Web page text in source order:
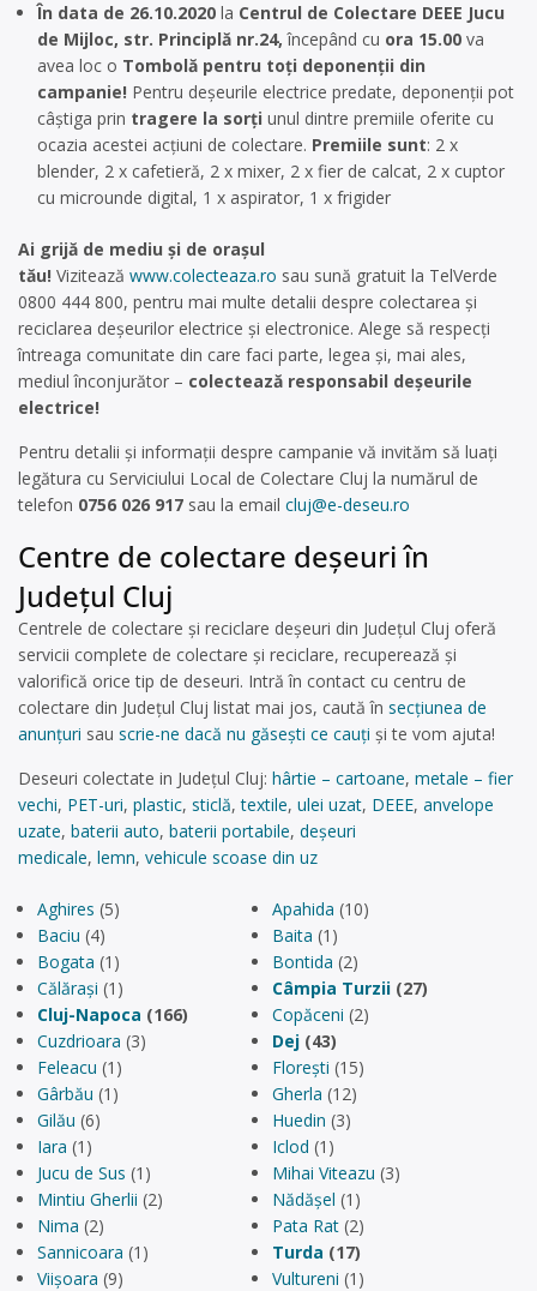
În data de 26.10.2020 la Centrul de Colectare DEEE Jucu
de Mijloc, str. Principlă nr.24, începând cu ora 15.00 va
avea loc o Tombolă pentru toți deponenții din
campanie! Pentru deșeurile electrice predate, deponenții pot
câștiga prin tragere la sorți unul dintre premiile oferite cu
ocazia acestei acțiuni de colectare. Premiile sunt: 2 x
blender, 2 x cafetieră, 2 x mixer, 2 x fier de calcat, 2 x cuptor
cu microunde digital, 1 x aspirator, 1 x frigider
Ai grijă de mediu și de orașul
tău! Vizitează www.colecteaza.ro sau sună gratuit la TelVerde
0800 444 800, pentru mai multe detalii despre colectarea și
reciclarea deșeurilor electrice și electronice. Alege să respecți
întreaga comunitate din care faci parte, legea și, mai ales,
mediul înconjurător – colectează responsabil deșeurile
electrice!
Pentru detalii și informații despre campanie vă invităm să luați
legătura cu Serviciului Local de Colectare Cluj la numărul de
telefon 0756 026 917 sau la email cluj@e-deseu.ro
Centre de colectare deşeuri în
Județul Cluj
Centrele de colectare și reciclare deșeuri din Județul Cluj oferă
servicii complete de colectare și reciclare, recuperează și
valorifică orice tip de deseuri. Intră în contact cu centru de
colectare din Județul Cluj listat mai jos, caută în secțiunea de
anunțuri sau scrie-ne dacă nu găsești ce cauți și te vom ajuta!
Deseuri colectate in Județul Cluj: hârtie – cartoane, metale – fier
vechi, PET-uri, plastic, sticlă,textile, ulei uzat, DEEE, anvelope
uzate, baterii auto, baterii portabile, deșeuri
medicale, lemn, vehicule scoase din uz
Aghires (5) Apahida (10)
Baciu (4) Baita (1)
Bogata (1) Bontida (2)
Călărași (1) Câmpia Turzii (27)
Cluj-Napoca (166) Copăceni (2)
Cuzdrioara (3) Dej (43)
Feleacu (1) Florești (15)
Gârbău (1) Gherla (12)
Gilău (6) Huedin (3)
Iara (1) Iclod (1)
Jucu de Sus (1) Mihai Viteazu (3)
Mintiu Gherlii (2) Nădășel (1)
Nima (2) Pata Rat (2)
Sannicoara (1) Turda (17)
Viișoara (9) Vultureni (1)